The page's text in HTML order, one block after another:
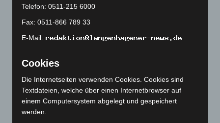
Mai 2024 (149)
April 2024(102)
Januar 2024(111)
Dezember 2023(130)
November 2023(130)
Oktober 2023(114)
Telefon: 0511-215 6000
Fax: 0511-866 789 33
E-Mail:
Cookies
Die Internetseiten verwenden Cookies. Cookies sind
Textdateien, welche über einen Internetbrowser auf
einem Computersystem abgelegt und gespeichert
werden.